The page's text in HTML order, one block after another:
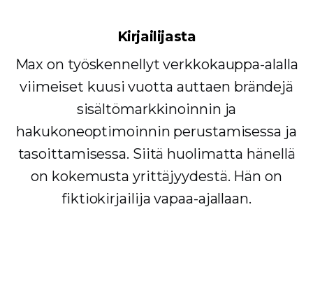
Kirjailijasta
Max on työskennellyt verkkokauppa-alalla
viimeiset kuusi vuotta auttaen brändejä
sisältömarkkinoinnin ja
hakukoneoptimoinnin perustamisessa ja
tasoittamisessa. Siitä huolimatta hänellä
on kokemusta yrittäjyydestä. Hän on
fiktiokirjailija vapaa-ajallaan.